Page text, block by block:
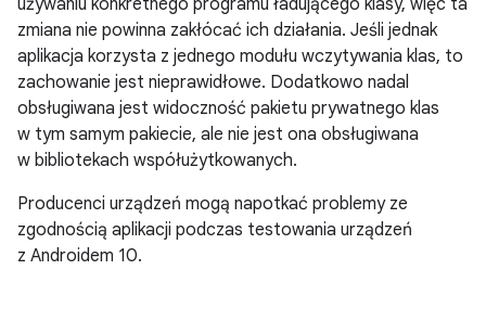
używaniu konkretnego programu ładującego klasy, więc ta
zmiana nie powinna zakłócać ich działania. Jeśli jednak
aplikacja korzysta z jednego modułu wczytywania klas, to
zachowanie jest nieprawidłowe. Dodatkowo nadal
obsługiwana jest widoczność pakietu prywatnego klas
w tym samym pakiecie, ale nie jest ona obsługiwana
w bibliotekach współużytkowanych.
Producenci urządzeń mogą napotkać problemy ze
zgodnością aplikacji podczas testowania urządzeń
z Androidem 10.